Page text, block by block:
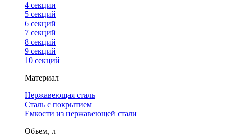
4 cекции
5 секций
6 секций
7 секций
8 секций
9 секций
10 секций
Материал
Нержавеющая сталь
Сталь с покрытием
Емкости из нержавеющей стали
Объем, л